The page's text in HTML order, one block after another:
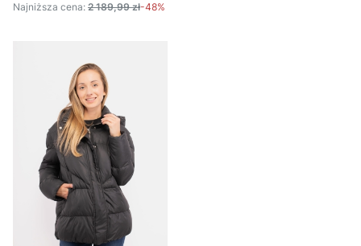
Najniższa cena: 2 189,99 zł-48%